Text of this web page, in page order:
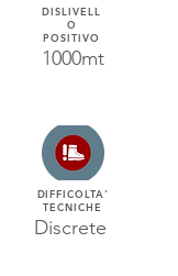
DISLIVELL
O
POSITIVO
1000mt
DIFFICOLTA'
TECNICHE
Discrete